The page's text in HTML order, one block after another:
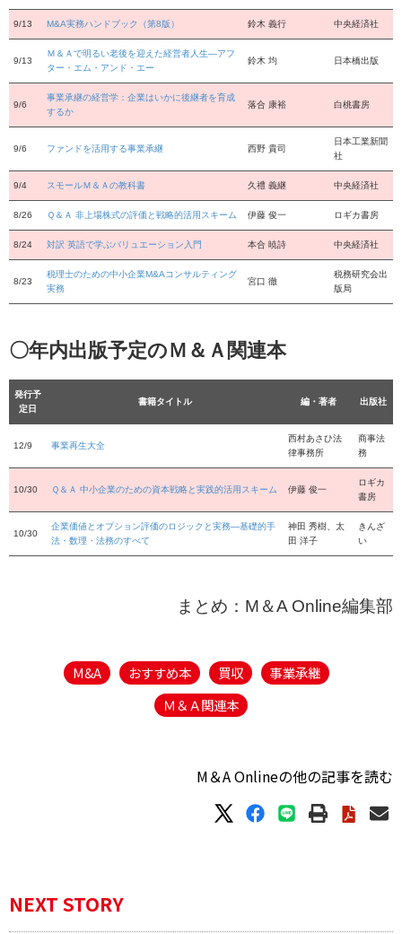
9/13 M&A実務ハンドブック（第8版） 鈴木 義行 中央経済社
9/13
Ｍ＆Ａで明るい老後を迎えた経営者人生―アフ
ター・エム・アンド・エー
鈴木 均 日本橋出版
9/6
事業承継の経営学：企業はいかに後継者を育成
するか
落合 康裕 白桃書房
9/6 ファンドを活用する事業承継 西野 貴司
日本工業新聞
社
9/4 スモールＭ＆Ａの教科書 久禮 義継 中央経済社
8/26 Ｑ＆Ａ 非上場株式の評価と戦略的活用スキーム 伊藤 俊一 ロギカ書房
8/24 対訳 英語で学ぶバリュエーション入門 本合 暁詩 中央経済社
8/23
税理士のための中小企業M&Aコンサルティング
実務
宮口 徹
税務研究会出
版局
〇年内出版予定のＭ＆Ａ関連本
発行予
定日
書籍タイトル 編・著者 出版社
12/9 事業再生大全
西村あさひ法
律事務所
商事法
務
10/30 Ｑ＆Ａ 中小企業のための資本戦略と実践的活用スキーム 伊藤 俊一
ロギカ
書房
10/30
企業価値とオプション評価のロジックと実務―基礎的手
法・数理・法務のすべて
神田 秀樹、太
田 洋子
きんざ
い
まとめ：M＆A Online編集部
M&A おすすめ本 買収
事業承継
Ｍ＆Ａ関連本
M＆A Onlineの他の記事を読む
NEXT STORY